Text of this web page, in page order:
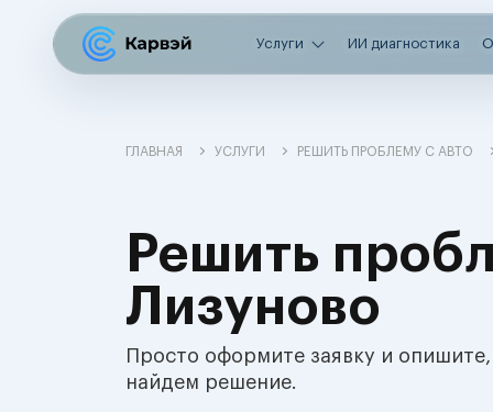
Услуги ИИ диагностика
ГЛАВНАЯ УСЛУГИ РЕШИТЬ ПРОБЛЕМУ С АВТО
Решить
Лизуново
Просто оформите заявку и
найдем решение.